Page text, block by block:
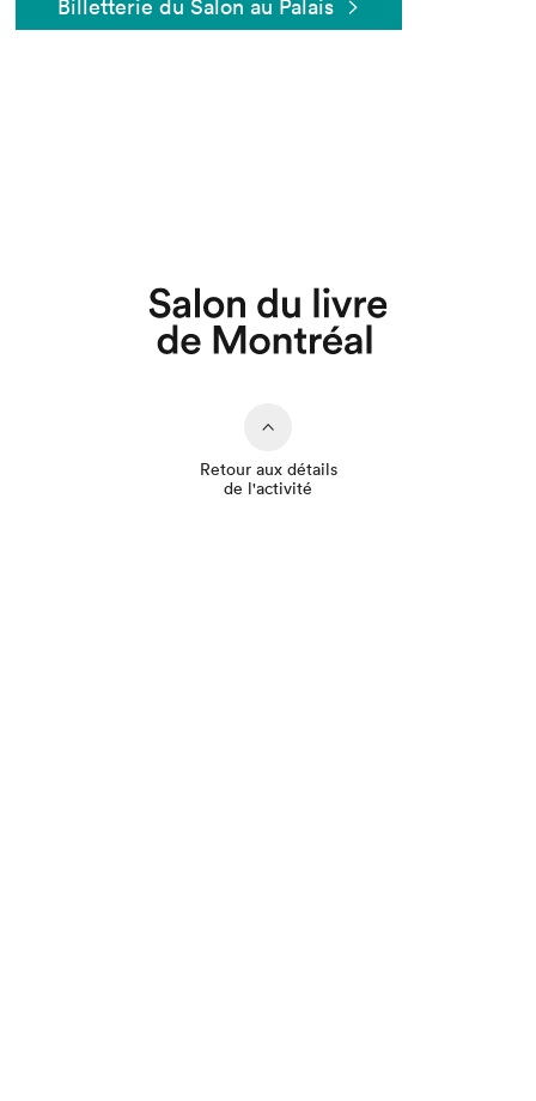
Billetterie du Salon au Palais
Retour aux détails
de l'activité